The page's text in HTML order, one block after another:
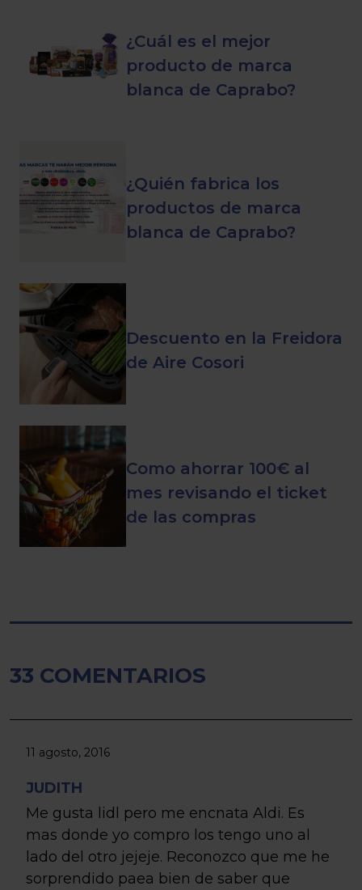
¿Cuál es el mejor
producto de marca
blanca de Caprabo?
¿Quién fabrica los
productos de marca
blanca de Caprabo?
Descuento en la Freidora
de Aire Cosori
Como ahorrar 100€ al
mes revisando el ticket
de las compras
33 COMENTARIOS
11 agosto, 2016
JUDITH
Me gusta lidl pero me encnata Aldi. Es
mas donde yo compro los tengo uno al
lado del otro jejeje. Reconozco que me he
sorprendido paea bien de saber que